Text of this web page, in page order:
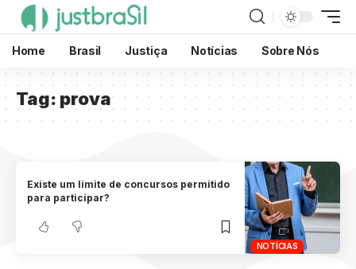
Home Brasil Justiça Notícias Sobre Nós
Tag: prova
NOTÍCIAS
Existe um limite de concursos permitido
para participar?